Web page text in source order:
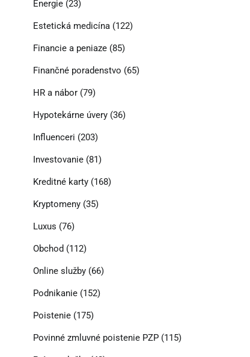
Energie(23)
Estetická medicína(122)
Financie a peniaze(85)
Finančné poradenstvo (65)
HR a nábor(79)
Hypotekárne úvery(36)
Influenceri (203)
Investovanie(81)
Kreditné karty(168)
Kryptomeny(35)
Luxus (76)
Obchod (112)
Online služby(66)
Podnikanie(152)
Poistenie(175)
Povinné zmluvné poistenie PZP(115)